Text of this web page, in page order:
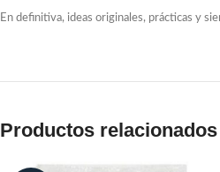
En definitiva, ideas originales, prácticas y
Productos relacionados